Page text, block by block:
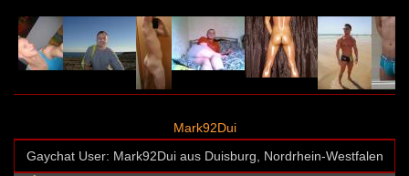
Mark92Dui
Gaychat User: Mark92Dui aus Duisburg, Nordrhein-Westfalen